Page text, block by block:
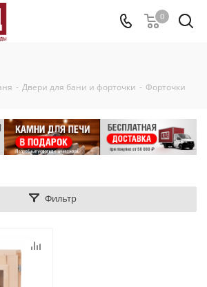
0
- Двери для бани и форточки - Форточки
Фильтр